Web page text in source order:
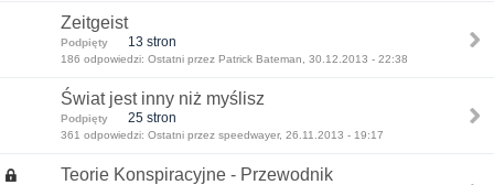
Zeitgeist
Podpięty 13 stron
186 odpowiedzi: Ostatni przez Patrick Bateman, 30.12.2013 - 22:38
Świat jest inny niż myślisz
Podpięty 25 stron
361 odpowiedzi: Ostatni przez speedwayer, 26.11.2013 - 19:17
Teorie Konspiracyjne - Przewodnik